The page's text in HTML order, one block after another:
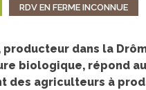
RDV EN FERME INCONNUE
producteur dans la
biologique, répond
des agriculteurs à